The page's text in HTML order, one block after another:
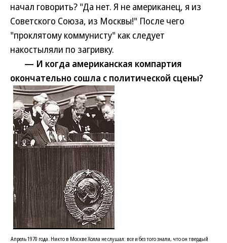
начал говорить? "Да нет. Я не американец, я из
Советского Союза, из Москвы!" После чего
"проклятому коммунисту" как следует
накостыляли по загривку.
— И когда американская компартия
окончательно сошла с политической сцены?
Апрель 1970 года. Никто в Москве Холла не слушал: все и без того знали, что он твердый